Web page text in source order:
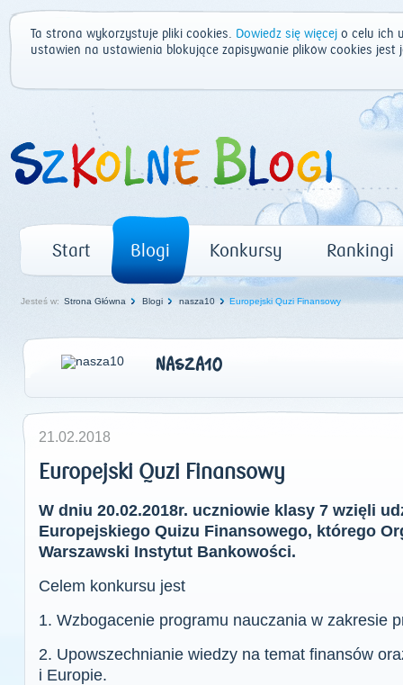
Ta strona wykorzystuje pliki cookies. Dowiedz się więcej o celu ich
ustawień na ustawienia blokujące zapisywanie plików cookies
Start Blogi Konkursy Rankingi
Jesteś w: Strona Główna Blogi nasza10 Europejski Quzi Finansowy
NASZA10
21.02.2018
Europejski Quzi Finansowy
W dniu 20.02.2018r. uczniowie klasy 7 wzięli
Europejskiego Quizu Finansowego, którego
Warszawski Instytut Bankowości.
Celem konkursu jest
1. Wzbogacenie programu nauczania w zakresie
2. Upowszechnianie wiedzy na temat finansów
i Europie.